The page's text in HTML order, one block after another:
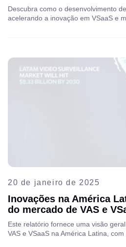
Descubra como o desenvolvimento
acelerando a inovação em VSaaS e
20 de janeiro de 2025
Inovações na América
do mercado de VAS e
Este relatório fornece uma visão
VAS e VSaaS na América Latina,